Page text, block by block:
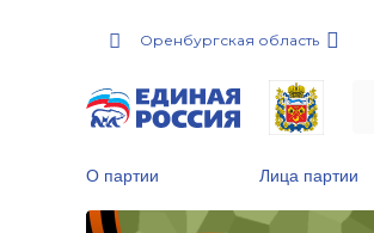
Оренбургская область
О партии Лица партии